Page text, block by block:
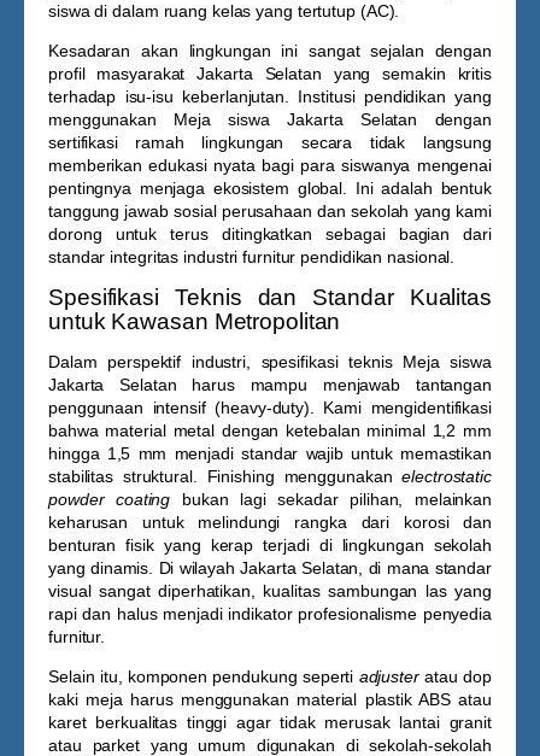
siswa di dalam ruang kelas yang tertutup (AC).
Kesadaran akan lingkungan ini sangat sejalan dengan
profil masyarakat Jakarta Selatan yang semakin kritis
terhadap isu-isu keberlanjutan. Institusi pendidikan yang
menggunakan Meja siswa Jakarta Selatan dengan
sertifikasi ramah lingkungan secara tidak langsung
memberikan edukasi nyata bagi para siswanya mengenai
pentingnya menjaga ekosistem global. Ini adalah bentuk
tanggung jawab sosial perusahaan dan sekolah yang kami
dorong untuk terus ditingkatkan sebagai bagian dari
standar integritas industri furnitur pendidikan nasional.
Spesifikasi Teknis dan Standar Kualitas
untuk Kawasan Metropolitan
Dalam perspektif industri, spesifikasi teknis Meja siswa
Jakarta Selatan harus mampu menjawab tantangan
penggunaan intensif (heavy-duty). Kami mengidentifikasi
bahwa material metal dengan ketebalan minimal 1,2 mm
hingga 1,5 mm menjadi standar wajib untuk memastikan
stabilitas struktural. Finishing menggunakanelectrostatic
powder coating bukan lagi sekadar pilihan, melainkan
keharusan untuk melindungi rangka dari korosi dan
benturan fisik yang kerap terjadi di lingkungan sekolah
yang dinamis. Di wilayah Jakarta Selatan, di mana standar
visual sangat diperhatikan, kualitas sambungan las yang
rapi dan halus menjadi indikator profesionalisme penyedia
furnitur.
Selain itu, komponen pendukung seperti adjusteratau dop
kaki meja harus menggunakan material plastik ABS atau
karet berkualitas tinggi agar tidak merusak lantai granit
atau parket yang umum digunakan di sekolah-sekolah